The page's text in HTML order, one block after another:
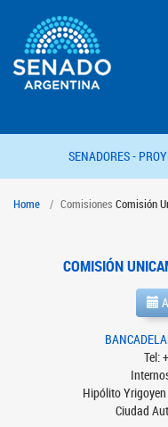
SENADORES -
Home Comisiones Comisión
COMISIÓN
Tel:
Hipólito
Ciudad